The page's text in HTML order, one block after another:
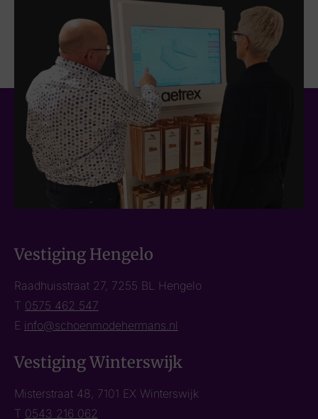
Vestiging Hengelo
Raadhuisstraat 27, 7255 BL Hengelo
T 0575 462 547
E info@schoenmodehermans.nl
Vestiging Winterswijk
Misterstraat 48, 7101 EX Winterswijk
T 0543 216 062